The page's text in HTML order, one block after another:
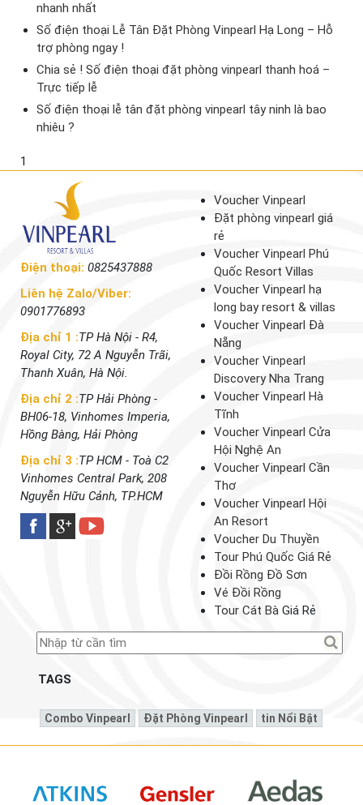
nhanh nhất
Số điện thoại Lễ Tân Đặt Phòng Vinpearl Hạ Long – Hỗ
trợ phòng ngay !
Chia sẻ ! Số điện thoại đặt phòng vinpearl thanh hoá –
Trực tiếp lễ
Số điện thoại lễ tân đặt phòng vinpearl tây ninh là bao
nhiêu ?
1
Điện thoại: 0825437888
Liên hệ Zalo/Viber:
0901776893
Địa chỉ 1 :TP Hà Nội - R4,
Royal City, 72 A Nguyễn Trãi,
Thanh Xuân, Hà Nội.
Địa chỉ 2 :TP Hải Phòng -
BH06-18, Vinhomes Imperia,
Hồng Bàng, Hải Phòng
Địa chỉ 3 :TP HCM - Toà C2
Vinhomes Central Park, 208
Nguyễn Hữu Cảnh, TP.HCM
Voucher Vinpearl
Đặt phòng vinpearl giá
rẻ
Voucher Vinpearl Phú
Quốc Resort Villas
Voucher Vinpearl hạ
long bay resort & villas
Voucher Vinpearl Đà
Nẵng
Voucher Vinpearl
Discovery Nha Trang
Voucher Vinpearl Hà
Tĩnh
Voucher Vinpearl Cửa
Hội Nghệ An
Voucher Vinpearl Cần
Thơ
Voucher Vinpearl Hội
An Resort
Voucher Du Thuyền
Tour Phú Quốc Giá Rẻ
Đồi Rồng Đồ Sơn
Vé Đồi Rồng
Tour Cát Bà Giá Rẻ
TAGS
Combo Vinpearl Đặt Phòng Vinpearl Tin Nổi Bật